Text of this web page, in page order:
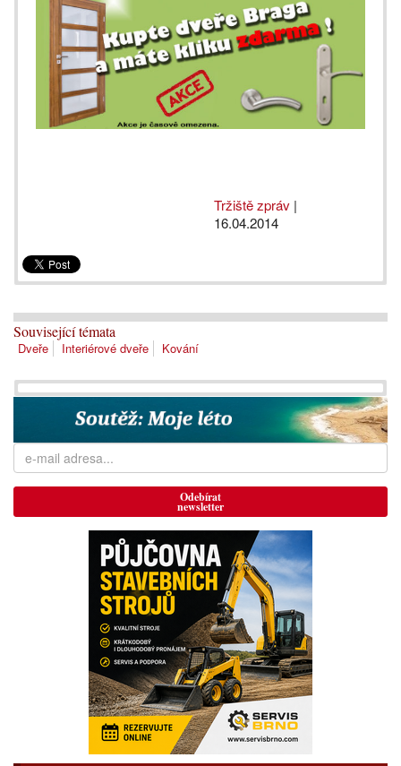
Tržiště zpráv |
16.04.2014
Související témata
Dveře Interiérové dveře Kování
Odebírat
newsletter